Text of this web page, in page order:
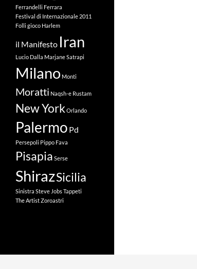
Ferrandelli Ferrara
Festival di Internazionale 2011
Folli gioco Harlem
il Manifesto Iran
Lucio Dalla Marjane Satrapi
Milano Monti
Moratti Naqsh-e Rustam
New York Orlando
Palermo Pd
Persepoli Pippo Fava
Pisapia Serse
ShirazSicilia
Sinistra Steve JobsTappeti
The ArtistZoroastri